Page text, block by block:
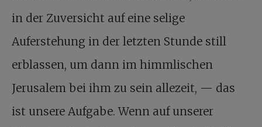
in der Zuversicht auf eine selige
Auferstehung in der letzten Stunde still
erblassen, um dann im himmlischen
Jerusalem bei ihm zu sein allezeit, — das
ist unsere Aufgabe. Wenn auf unserer